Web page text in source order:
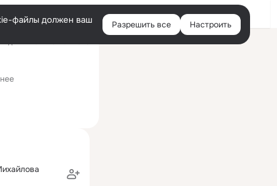
Войти
файлы должен ваш
Разрешить все Настроить
(с 4 кл.), с гимназическими классами (с 5 кл.))